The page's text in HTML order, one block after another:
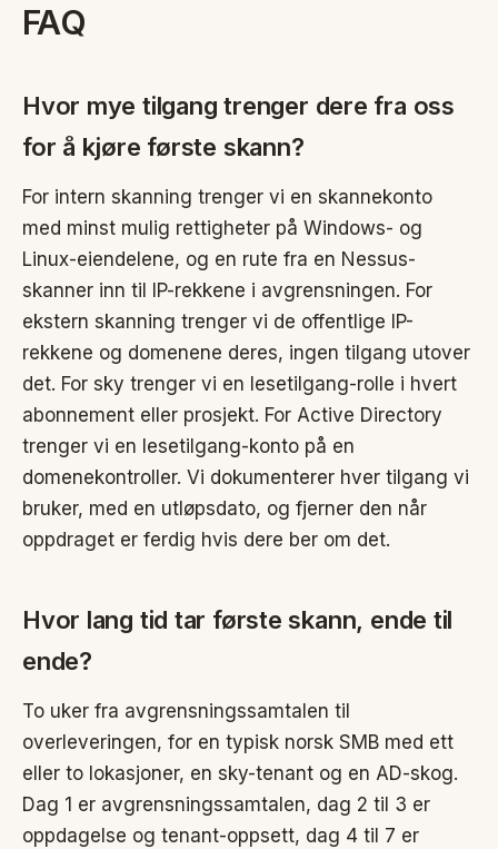
FAQ
Hvor mye tilgang trenger dere fra oss
for å kjøre første skann?
For intern skanning trenger vi en skannekonto
med minst mulig rettigheter på Windows- og
Linux-eiendelene, og en rute fra en Nessus-
skanner inn til IP-rekkene i avgrensningen. For
ekstern skanning trenger vi de offentlige IP-
rekkene og domenene deres, ingen tilgang utover
det. For sky trenger vi en lesetilgang-rolle i hvert
abonnement eller prosjekt. For Active Directory
trenger vi en lesetilgang-konto på en
domenekontroller. Vi dokumenterer hver tilgang vi
bruker, med en utløpsdato, og fjerner den når
oppdraget er ferdig hvis dere ber om det.
Hvor lang tid tar første skann, ende til
ende?
To uker fra avgrensningssamtalen til
overleveringen, for en typisk norsk SMB med ett
eller to lokasjoner, en sky-tenant og en AD-skog.
Dag 1 er avgrensningssamtalen, dag 2 til 3 er
oppdagelse og tenant-oppsett, dag 4 til 7 er